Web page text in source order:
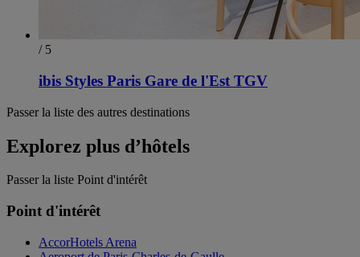
/ 5
ibis Styles Paris Gare de l'Est TGV
Passer la liste des autres destinations
Explorez plus d’hôtels
Passer la liste Point d'intérêt
Point d'intérêt
AccorHotels Arena